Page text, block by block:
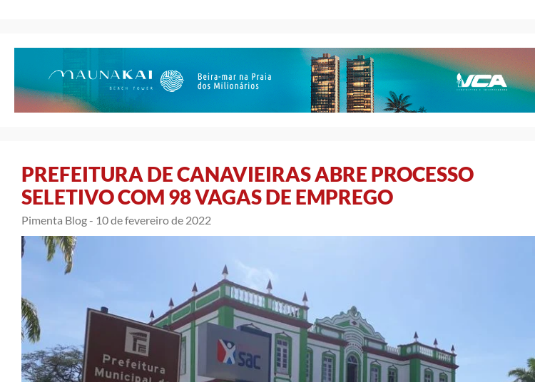
PREFEITURA DE CANAVIEIRAS ABRE PROCESSO
SELETIVO COM 98 VAGAS DE EMPREGO
Pimenta Blog - 10 de fevereiro de 2022